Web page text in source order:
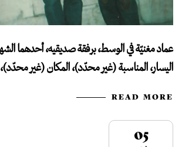
عماد مغنيّة في الوسط، برفقة صديقيه، أحدهما
اليسار، المناسبة (غير محدّد)، المكان (غير
READ MORE
05